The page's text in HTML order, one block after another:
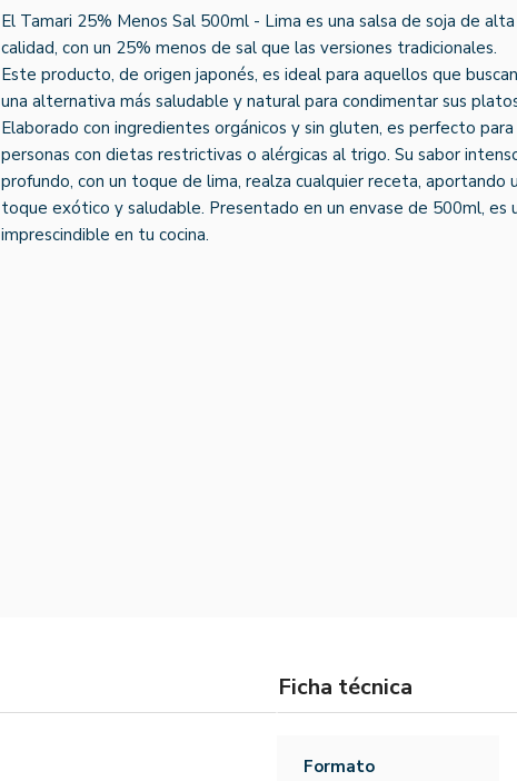
El Tamari 25% Menos Sal 500ml - Lima es una salsa de soja de alta
calidad, con un 25% menos de sal que las versiones tradicionales.
Este producto, de origen japonés, es ideal para aquellos que buscan
una alternativa más saludable y natural para condimentar sus
Elaborado con ingredientes orgánicos y sin gluten, es perfecto para
personas con dietas restrictivas o alérgicas al trigo. Su sabor
profundo, con un toque de lima, realza cualquier receta, aportando
toque exótico y saludable. Presentado en un envase de 500ml, es
imprescindible en tu cocina.
Ficha técnica
Formato